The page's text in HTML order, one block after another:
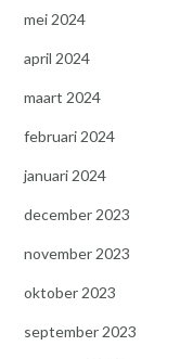
mei 2024
april 2024
maart 2024
februari 2024
januari 2024
december 2023
november 2023
oktober 2023
september 2023